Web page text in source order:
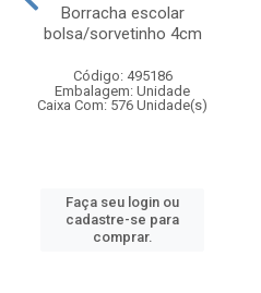
Borracha escolar
bolsa/sorvetinho 4cm
Código: 495186
Embalagem: Unidade
Caixa Com: 576 Unidade(s)
Faça seu login ou
cadastre-se para
comprar.